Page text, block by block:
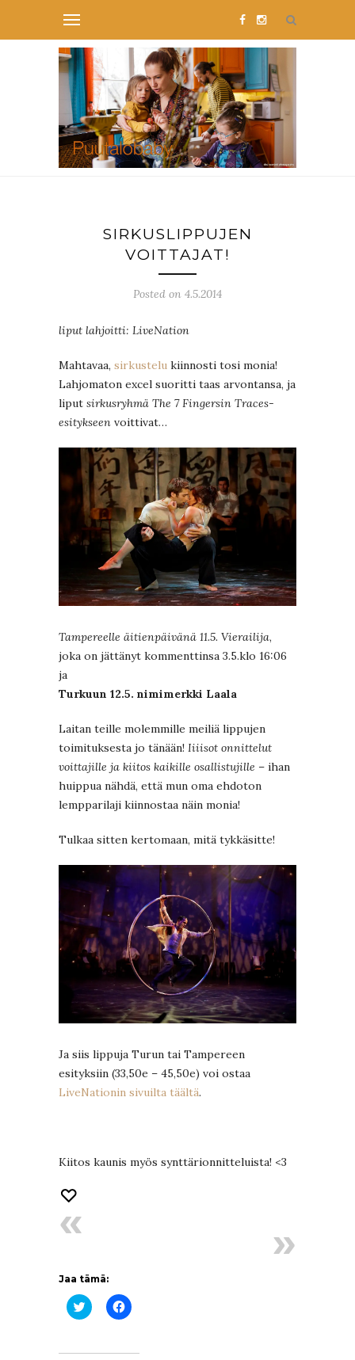
SIRKUSLIPPUJEN
VOITTAJAT!
Posted on 4.5.2014
liput lahjoitti: LiveNation
Mahtavaa, sirkustelu kiinnosti tosi monia!
Lahjomaton excel suoritti taas arvontansa, ja
liput sirkusryhmä The 7 Fingersin Traces-
esitykseen voittivat…
Tampereelle äitienpäivänä 11.5. Vierailija,
joka on jättänyt kommenttinsa 3.5.klo 16:06
ja
Turkuun 12.5. nimimerkki Laala
Laitan teille molemmille meiliä lippujen
toimituksesta jo tänään! Iiiisot onnittelut
voittajille ja kiitos kaikille osallistujille – ihan
huippua nähdä, että mun oma ehdoton
lempparilaji kiinnostaa näin monia!
Tulkaa sitten kertomaan, mitä tykkäsitte!
Ja siis lippuja Turun tai Tampereen
esityksiin (33,50e – 45,50e) voi ostaa
LiveNationin sivuilta täältä.
Kiitos kaunis myös synttärionnitteluista! <3
Jaa tämä:
Jaa
Twitterissä(Avautuu
Jaa
Facebookissa(Avautuu